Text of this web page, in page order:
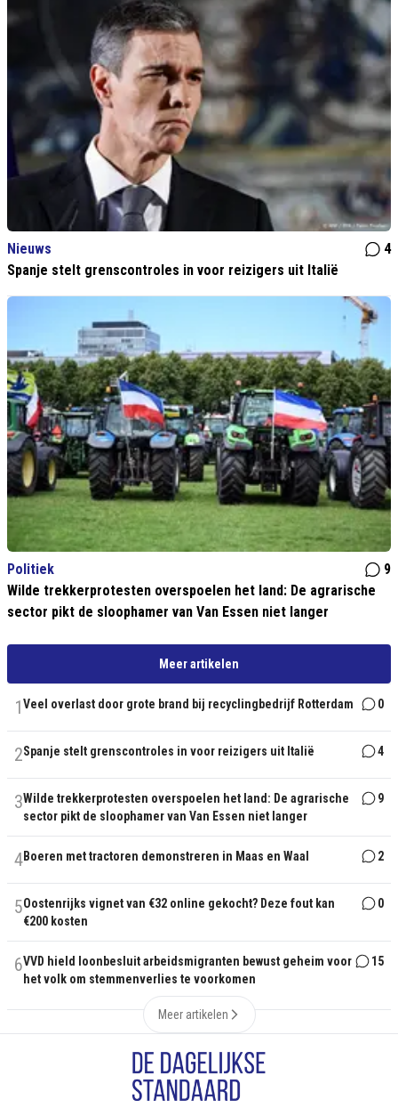
Nieuws
4
Spanje stelt grenscontroles in voor reizigers uit Italië
Politiek
9
Wilde trekkerprotesten overspoelen het land: De agrarische
sector pikt de sloophamer van Van Essen niet langer
Meer artikelen
1Veel overlast door grote brand bij recyclingbedrijf Rotterdam 0
2Spanje stelt grenscontroles in voor reizigers uit Italië 4
3Wilde trekkerprotesten overspoelen het land: De agrarische
sector pikt de sloophamer van Van Essen niet langer
9
4Boeren met tractoren demonstreren in Maas en Waal 2
5Oostenrijks vignet van €32 online gekocht? Deze fout kan
€200 kosten
0
6VVD hield loonbesluit arbeidsmigranten bewust geheim voor
het volk om stemmenverlies te voorkomen
15
Meer artikelen